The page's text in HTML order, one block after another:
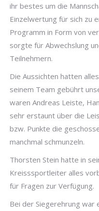
ihr bestes um die
Einzelwertung für sich zu
Programm in Form von
sorgte für Abwechslung
Teilnehmern.
Die Aussichten hatten
seinem Team gebührt
waren Andreas Leiste,
sehr erstaunt über die
bzw. Punkte die
manchmal schmunzeln.
Thorsten Stein hatte in
Kreisssportleiter alles
für Fragen zur Verfügung.
Bei der Siegerehrung war